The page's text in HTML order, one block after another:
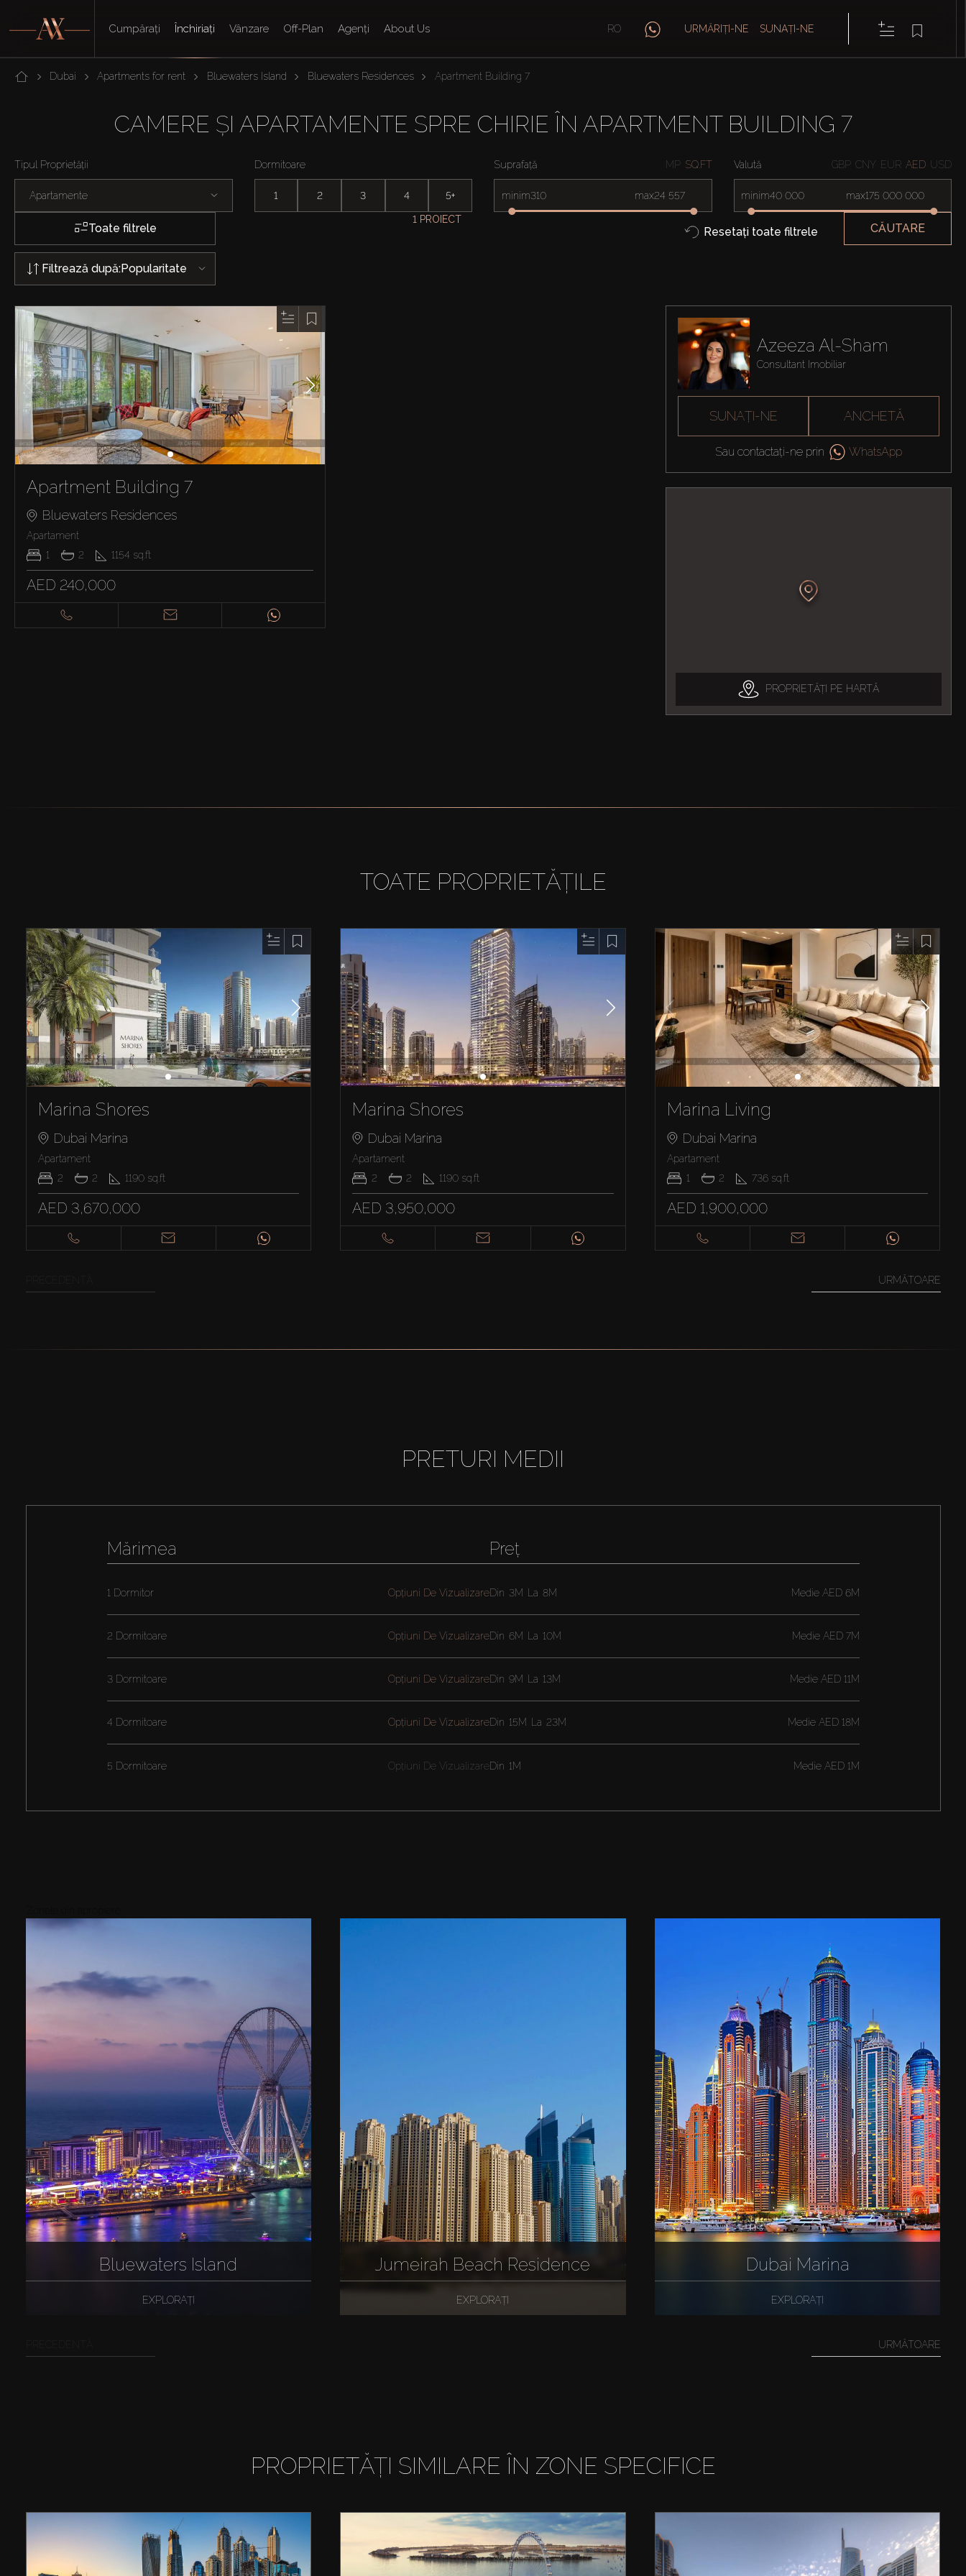
Cumpărați Închiriați Vânzare Off-Plan Agenți About Us RO URMĂRIȚI-NE SUNAȚI-NE
Dubai Apartments for rent Bluewaters Island Bluewaters Residences Apartment Building 7
CAMERE ȘI APARTAMENTE SPRE CHIRIE ÎN APARTMENT BUILDING 7
Tipul Proprietății
Apartamente
Dormitoare
1 2 3 4 5+
Suprafață MP SQ.FT
minim max
Valută GBP CNY EUR AED USD
minim max
Toate filtrele
1 PROIECT
Resetați toate filtrele CĂUTARE
Filtrează după:Popularitate
Apartment Building 7
Bluewaters Residences
Apartament
1
2 1154 sq.ft
AED 240,000
Azeeza Al-Sham
Consultant Imobiliar
SUNAȚI-NE ANCHETĂ
Sau contactați-ne prin WhatsApp
PROPRIETĂȚI PE HARTĂ
TOATE PROPRIETĂȚILE
Marina Shores
Dubai Marina
Apartament
2
2 1190 sq.ft
AED 3,670,000
Marina Shores
Dubai Marina
Apartament
2
2 1190 sq.ft
AED 3,950,000
Marina Living
Dubai Marina
Apartament
1
2 736 sq.ft
AED 1,900,000
URMĂTOARE
PRETURI MEDII
Mărimea
1 Dormitor Opțiuni De Vizualizare
2 Dormitoare Opțiuni De Vizualizare
3 Dormitoare Opțiuni De Vizualizare
4 Dormitoare Opțiuni De Vizualizare
5 Dormitoare Opțiuni De Vizualizare
Preț
Din 3M La 8M MedieAED 6M
Din 6M La 10M MedieAED 7M
Din 9M La 13M MedieAED 11M
Din 15M La 23M MedieAED 18M
Din 1M MedieAED 1M
Bluewaters Island
EXPLORAȚI
Jumeirah Beach Residence
EXPLORAȚI
Dubai Marina
EXPLORAȚI
URMĂTOARE
PROPRIETĂȚI SIMILARE ÎN ZONE SPECIFICE